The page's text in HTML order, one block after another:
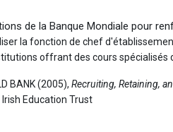
de la Banque Mondiale pour
la fonction de chef
offrant des cours spécialisés
BANK (2005), Recruiting, Retaining,
Education Trust